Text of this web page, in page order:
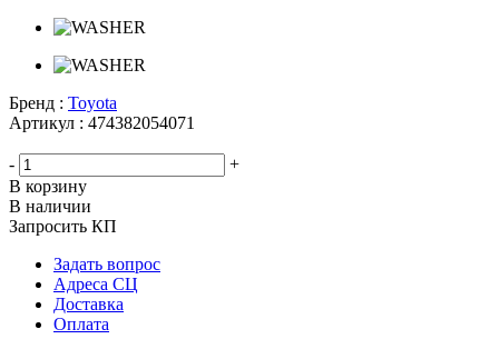
Бренд : Toyota
Артикул : 474382054071
-
+
В корзину
В наличии
Запросить КП
Задать вопрос
Адреса СЦ
Доставка
Оплата